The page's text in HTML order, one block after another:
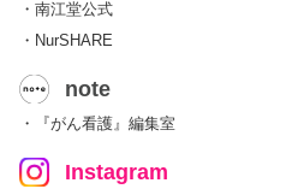
・南江堂公式
・NurSHARE
note
・『がん看護』編集室
Instagram